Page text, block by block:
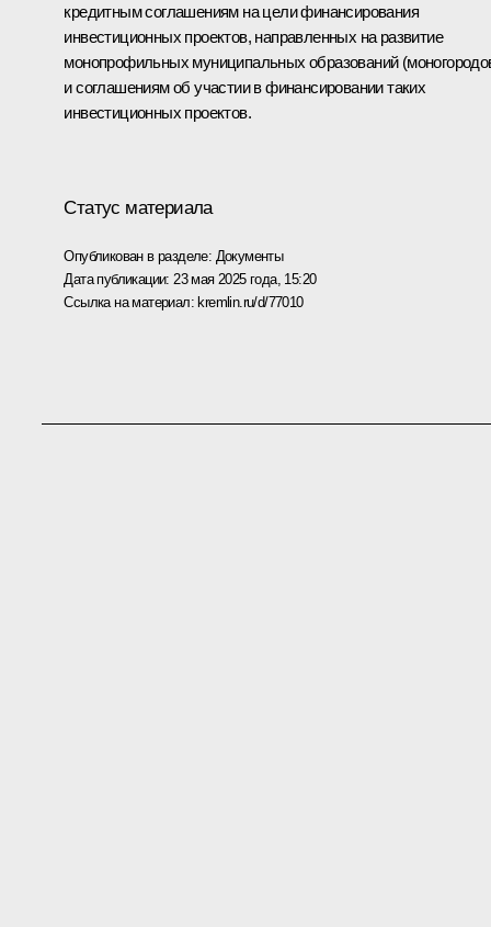
кредитным соглашениям на цели финансирования
инвестиционных проектов, направленных на развитие
монопрофильных муниципальных образований
и соглашениям об участии в финансировании таких
инвестиционных проектов.
Статус материала
Опубликован в разделе: Документы
Дата публикации: 23 мая 2025 года, 15:20
Ссылка на материал: kremlin.ru/d/77010